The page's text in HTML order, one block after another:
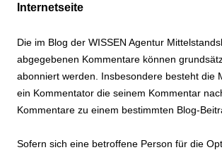
Internetseite
Die im Blog der WISSEN Agentur
abgegebenen Kommentare können
abonniert werden. Insbesondere besteht die
ein Kommentator die seinem Kommentar
Kommentare zu einem bestimmten Blog-
Sofern sich eine betroffene Person für die